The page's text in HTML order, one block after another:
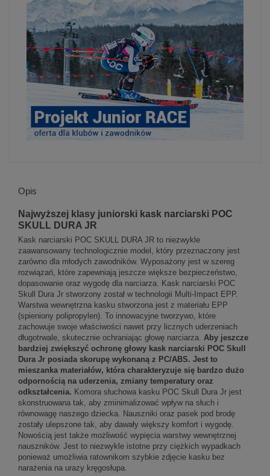
Opis
Najwyższej klasy juniorski kask narciarski POC
SKULL DURA JR
Kask narciarski POC SKULL DURA JR to niezwykle
zaawansowany technologicznie model, który przeznaczony jest
zarówno dla młodych zawodników. Wyposażony jest w szereg
rozwiązań, które zapewniają jeszcze większe bezpieczeństwo,
dopasowanie oraz wygodę dla narciarza. Kask narciarski POC
Skull Dura Jr stworzony został w technologii Multi-Impact EPP.
Warstwa wewnętrzna kasku stworzona jest z materiału EPP
(spieniony polipropylen). To innowacyjne tworzywo, które
zachowuje swoje właściwości nawet przy licznych uderzeniach
długotrwale, skutecznie ochraniając głowę narciarza. Aby jeszcze
bardziej zwiększyć ochronę głowy kask narciarski POC Skull
Dura Jr posiada skorupę wykonaną z PC/ABS. Jest to
mieszanka materiałów, która charakteryzuje się bardzo dużo
odpornością na uderzenia, zmiany temperatury oraz
odkształcenia. Komora słuchowa kasku POC Skull Dura Jr jest
skonstruowana tak, aby zminimalizować wpływ na słuch i
równowagę naszego dziecka. Nauszniki oraz pasek pod brodę
zostały ulepszone tak, aby dawały większy komfort i wygodę.
Nowością jest także możliwość wypięcia warstwy wewnętrznej
nauszników. Jest to niezwykle istotne przy ciężkich wypadkach
ponieważ umożliwia ratownikom szybkie zdjęcie kasku bez
narażenia na urazy kręgosłupa.